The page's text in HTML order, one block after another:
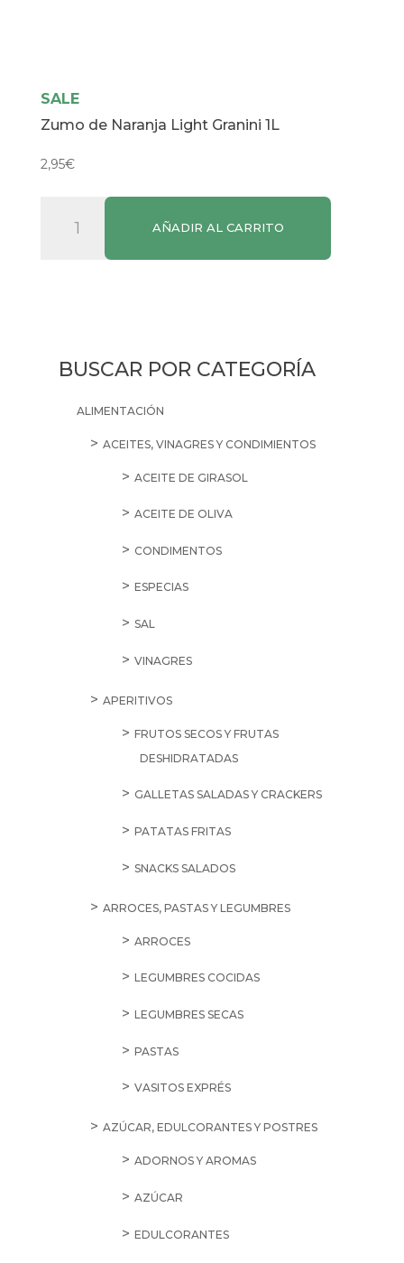
SALE
Zumo de Naranja Light Granini 1L
2,95€
AÑADIR AL CARRITO
BUSCAR POR CATEGORÍA
ALIMENTACIÓN
ACEITES, VINAGRES Y CONDIMIENTOS
ACEITE DE GIRASOL
ACEITE DE OLIVA
CONDIMENTOS
ESPECIAS
SAL
VINAGRES
APERITIVOS
FRUTOS SECOS Y FRUTAS
DESHIDRATADAS
GALLETAS SALADAS Y CRACKERS
PATATAS FRITAS
SNACKS SALADOS
ARROCES, PASTAS Y LEGUMBRES
ARROCES
LEGUMBRES COCIDAS
LEGUMBRES SECAS
PASTAS
VASITOS EXPRÉS
AZÚCAR, EDULCORANTES Y POSTRES
ADORNOS Y AROMAS
AZÚCAR
EDULCORANTES